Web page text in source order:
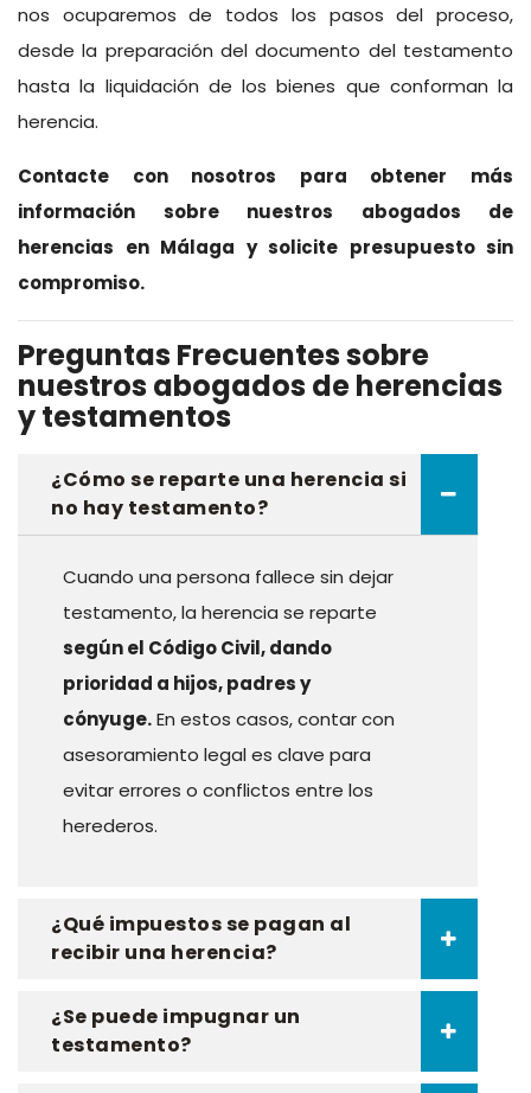
nos ocuparemos de todos los pasos del proceso,
desde la preparación del documento del testamento
hasta la liquidación de los bienes que conforman la
herencia.
Contacte con nosotros para obtener más
información sobre nuestros abogados de
herencias en Málaga y solicite presupuesto sin
compromiso.
Preguntas Frecuentes sobre
nuestros abogados de herencias
y testamentos
¿Cómo se reparte una herencia si
no hay testamento?
Cuando una persona fallece sin dejar
testamento, la herencia se reparte
según el Código Civil, dando
prioridad a hijos, padres y
cónyuge.En estos casos, contar con
asesoramiento legal es clave para
evitar errores o conflictos entre los
herederos.
¿Qué impuestos se pagan al
recibir una herencia?
¿Se puede impugnar un
testamento?